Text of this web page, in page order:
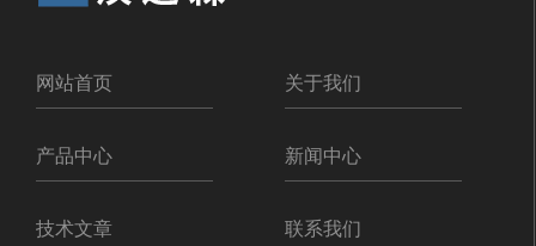
网站首页 关于我们
产品中心 新闻中心
技术文章 联系我们